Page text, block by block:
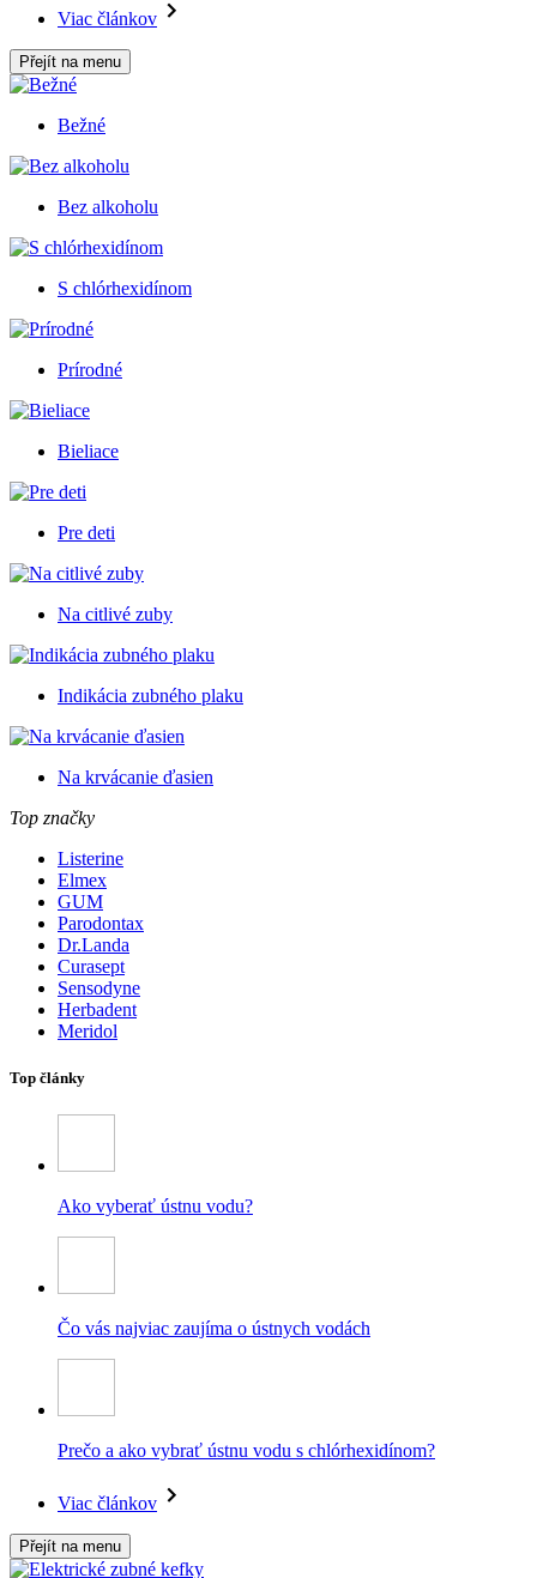
Viac článkov
Přejít na menu
Bežné
Bez alkoholu
S chlórhexidínom
Prírodné
Bieliace
Pre deti
Na citlivé zuby
Indikácia zubného plaku
Na krvácanie ďasien
Top značky
Listerine
Elmex
GUM
Parodontax
Dr.Landa
Curasept
Sensodyne
Herbadent
Meridol
Top články
Ako vyberať ústnu vodu?
Čo vás najviac zaujíma o ústnych vodách
Prečo a ako vybrať ústnu vodu s chlórhexidínom?
Viac článkov
Přejít na menu